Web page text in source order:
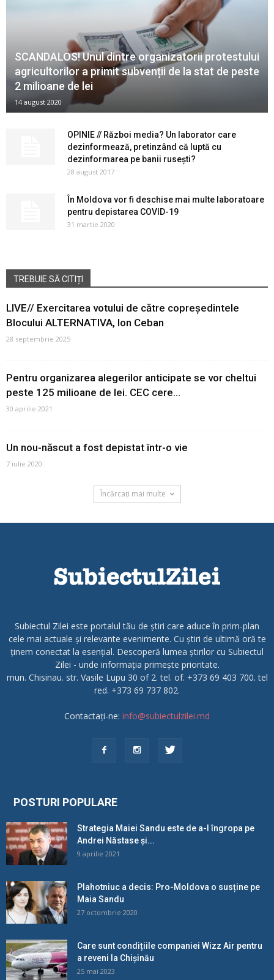
SCANDALOS! Unul dintre organizatorii protestului
agricultorilor a primit subvenții de la stat de peste
2 milioane de lei
14 august 2020
OPINIE // Război media? Un laborator care
dezinformează, pretinzând că luptă cu
dezinformarea pe banii rusești?
28 august 2017
În Moldova vor fi deschise mai multe laboratoare
pentru depistarea COVID-19
31 martie 2020
TREBUIE SĂ CITIȚI
LIVE// Exercitarea votului de către copreședintele
Blocului ALTERNATIVA, Ion Ceban
28 septembrie 2025
Pentru organizarea alegerilor anticipate se vor cheltui
peste 125 milioane de lei. CEC cere...
30 aprilie 2021
Un nou-născut a fost depistat într-o vie
7 iulie 2020
Încărcați mai multe
Subiectul Zilei este portalul tău de știri care aduce în prim-plan
cele mai actuale și relevante evenimente. Cu știri de ultimă oră te
ținem conectat la esențial. Descoperă lumea știrilor cu Subiectul
Zilei - unde informația primește prioritate.
mun. Chisinau. str. Vasile Lupu 30 of 2. tel. of. +373 69 403 700. tel
red. +373 69 737 802.
Contactați-ne: info@subiectulzilei.md
POSTURI POPULARE
Strategia Maiei Sandu este de a-l îngropa pe
Andrei Năstase și...
9 aprilie 2021
Plahotniuc a decis: Pro-Moldova o susține pe
Maia Sandu
27 octombrie 2020
Care sunt condițiile companiei Wizz Air pentru
a reveni la Chișinău
25 mai 2023